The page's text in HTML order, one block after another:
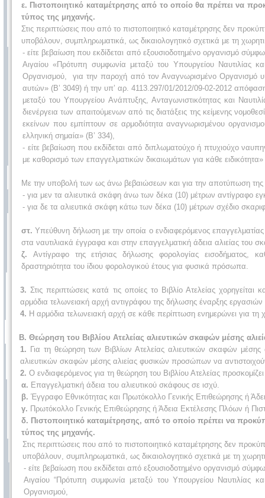
ε. Πιστοποιητικό καταμέτρησης από το οποίο θα πρέπει να
τύπος της μηχανής.
Στις περιπτώσεις που από το πιστοποιητικό καταμέτρησης δεν
υποβάλουν, συμπληρωματικά, ως δικαιολογητικό σχετικά με τη
- είτε βεβαίωση που εκδίδεται από εξουσιοδοτημένο οργανισμό
Αιγαίου «Πρότυπη συμφωνία μεταξύ του Υπουργείου
Οργανισμού, για την παροχή από τον Αναγνωρισμένο Οργανισμό
αυτών» (Β’ 3049) ή την υπ’ αρ. 4113.297/01/2012/09-02-2012
μεταξύ του Υπουργείου Ανάπτυξης, Ανταγωνιστικότητας και
διενέργεια των απαιτούμενων από τις διατάξεις της κείμενης
εκείνων που εμπίπτουν σε αρμοδιότητα αναγνωρισμένου
ελληνική σημαία» (Β’ 334),
- είτε βεβαίωση που εκδίδεται από διπλωματούχο ή πτυχιούχο
με καθορισμό των επαγγελματικών δικαιωμάτων για κάθε
Με την υποβολή των ως άνω βεβαιώσεων και για την αποτύπωση
- για μεν τα αλιευτικά σκάφη άνω των δέκα (10) μέτρων αντίγραφο
- για δε τα αλιευτικά σκάφη κάτω των δέκα (10) μέτρων σχέδιο
στ. Υπεύθυνη δήλωση με την οποία ο ενδιαφερόμενος
στα ναυτιλιακά έγγραφα και στην επαγγελματική άδεια αλιείας του
ζ. Αντίγραφο της ετήσιας δήλωσης φορολογίας εισοδήματος,
δραστηριότητα του ίδιου φορολογικού έτους για φυσικά πρόσωπα.
3. Στις περιπτώσεις κατά τις οποίες το Βιβλίο Ατελείας
αρμόδια τελωνειακή αρχή αντιγράφου της δήλωσης έναρξης
4. Η αρμόδια τελωνειακή αρχή σε κάθε περίπτωση ενημερώνει για τη
Β. Θεώρηση του Βιβλίου Ατελείας αλιευτικών σκαφών μέσης
1. Για τη θεώρηση των Βιβλίων Ατελείας αλιευτικών σκαφών μέσης
αλιευτικών σκαφών μέσης αλιείας φυσικών προσώπων να
2. Ο ενδιαφερόμενος για τη θεώρηση του Βιβλίου Ατελείας
α. Επαγγελματική άδεια του αλιευτικού σκάφους σε ισχύ.
β. Έγγραφο Εθνικότητας και Πρωτόκολλο Γενικής Επιθεώρησης ή
γ. Πρωτόκολλο Γενικής Επιθεώρησης ή Άδεια Εκτέλεσης Πλόων ή
δ. Πιστοποιητικό καταμέτρησης, από το οποίο πρέπει να
τύπος της μηχανής.
Στις περιπτώσεις που από το πιστοποιητικό καταμέτρησης δεν
υποβάλουν, συμπληρωματικά, ως δικαιολογητικό σχετικά με τη
- είτε βεβαίωση που εκδίδεται από εξουσιοδοτημένο οργανισμό
Αιγαίου “Πρότυπη συμφωνία μεταξύ του Υπουργείου
Οργανισμού,